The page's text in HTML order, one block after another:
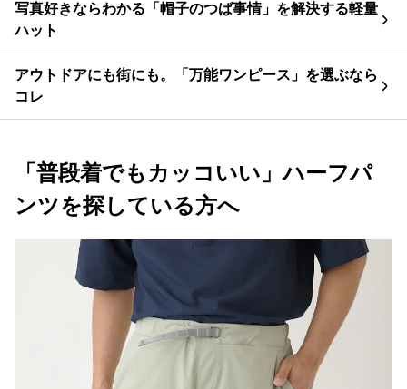
写真好きならわかる「帽子のつば事情」を解決する軽量
ハット
アウトドアにも街にも。「万能ワンピース」を選ぶなら
コレ
「普段着でもカッコいい」ハーフパ
ンツを探している方へ